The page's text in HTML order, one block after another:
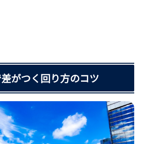
がつく回り方のコツ